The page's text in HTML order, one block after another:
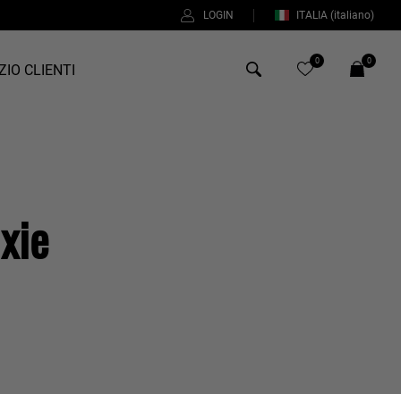
LOGIN ITALIA (italiano)
Duno
Fred Perry
CLIENTI
0 0